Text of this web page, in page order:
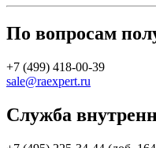
По вопросам
+7 (499) 418-00-39
sale@raexpert.ru
Служба